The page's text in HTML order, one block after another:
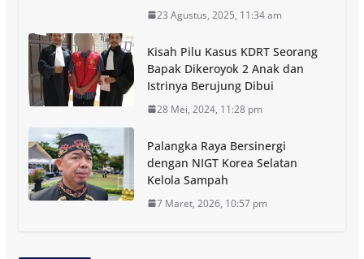
23 Agustus, 2025, 11:34 am
Kisah Pilu Kasus KDRT Seorang
Bapak Dikeroyok 2 Anak dan
Istrinya Berujung Dibui
28 Mei, 2024, 11:28 pm
Palangka Raya Bersinergi
dengan NIGT Korea Selatan
Kelola Sampah
7 Maret, 2026, 10:57 pm